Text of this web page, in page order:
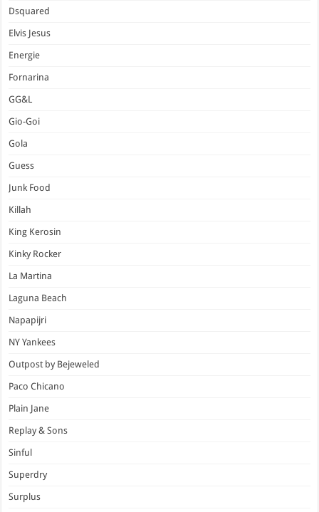
Dsquared
Elvis Jesus
Energie
Fornarina
GG&L
Gio-Goi
Gola
Guess
Junk Food
Killah
King Kerosin
Kinky Rocker
La Martina
Laguna Beach
Napapijri
NY Yankees
Outpost by Bejeweled
Paco Chicano
Plain Jane
Replay & Sons
Sinful
Superdry
Surplus